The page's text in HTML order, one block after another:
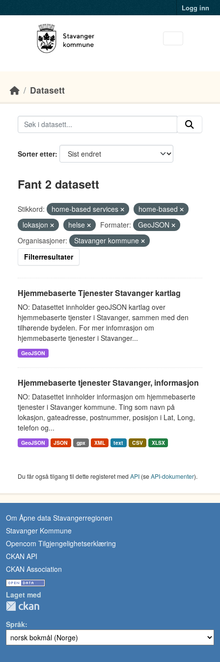
Logg inn
Datasett
Sorter etter
Fant 2 datasett
Stikkord: home-based services
home-based
lokasjon
helse Formater:
GeoJSON
Organisasjoner:
Stavanger kommune
Filterresultater
Hjemmebaserte Tjenester Stavanger kartlag
NO: Datasettet innholder geoJSON kartlag over
hjemmebaserte tjenster i Stavanger, sammen med den
tilhørende bydelen. For mer infomrasjon om
hjemmebaserte tjenester i Stavanger...
GeoJSON
Hjemmebaserte tjenester Stavanger, informasjon
NO: Datasettet innholder informasjon om hjemmebaserte
tjenester i Stavanger kommune. Ting som navn på
lokasjon, gateadresse, postnummer, posisjon i Lat, Long,
telefon og...
GeoJSON JSON gpx XML text CSV XLSX
Du får også tilgang til dette registeret med API (seAPI-dokumenter).
Om Åpne data Stavangerregionen
Stavanger Kommune
Opencom Tilgjengelighetserklæring
CKAN API
CKAN Association
Laget med
Språk